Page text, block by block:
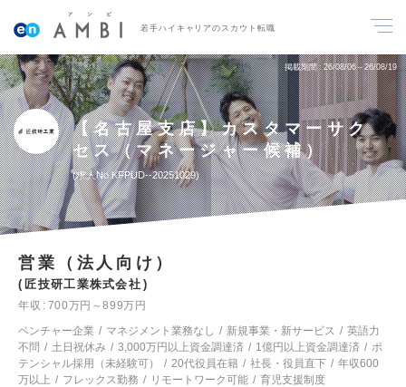
若手ハイキャリアのスカウト転職
掲載期間 26/08/06～26/08/19
【名古屋支店】カスタマーサク
セス（マネージャー候補）
求人No.KFPUD--20251029
営業（法人向け）
匠技研工業株式会社
年収
700万円～899万円
ベンチャー企業
マネジメント業務なし 新規事業・新サービス
英語力
不問
土日祝休み 3,000万円以上資金調達済 1億円以上資金調達済
ポ
テンシャル採用（未経験可）
20代役員在籍 社長・役員直下
年収600
万以上
フレックス勤務 リモートワーク可能 育児支援制度